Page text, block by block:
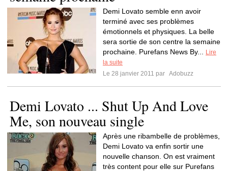
Demi Lovato semble enn avoir
terminé avec ses problèmes
émotionnels et physiques. La belle
sera sortie de son centre la semaine
prochaine. Purefans News By...
Lire
la suite
Le 28 janvier 2011 par Adobuzz
Demi Lovato ... Shut Up And Love
Me, son nouveau single
Après une ribambelle de problèmes,
Demi Lovato va enfin sortir une
nouvelle chanson. On est vraiment
très content pour elle sur Purefans